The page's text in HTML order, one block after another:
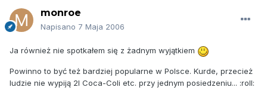
monroe
Napisano 7 Maja 2006
Ja również nie spotkałem się z żadnym wyjątkiem
Powinno to być też bardziej popularne w Polsce. Kurde, przecież
ludzie nie wypiją 2l Coca-Coli etc. przy jednym posiedzeniu... :roll: